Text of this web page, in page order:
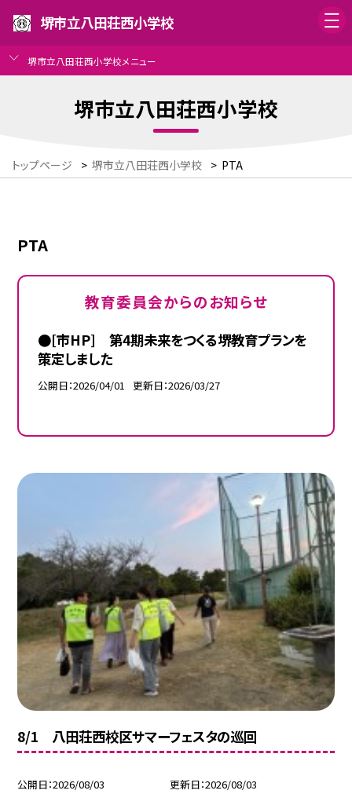
堺市立八田荘西小学校
堺市立八田荘西小学校メニュー
堺市立八田荘西小学校
トップページ > 堺市立八田荘西小学校 > PTA
PTA
教育委員会からのお知らせ
●[市HP] 第4期未来をつくる堺教育プランを
策定しました
公開日 2026/04/01 更新日 2026/03/27
8/1 八田荘西校区サマーフェスタの巡回
公開日 2026/08/03 更新日 2026/08/03